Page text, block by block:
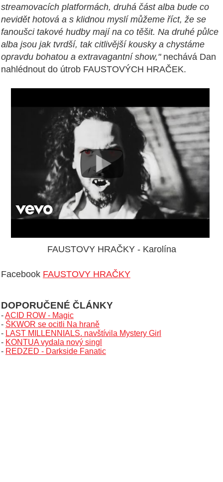
streamovacích platformách, druhá část alba bude co
nevidět hotová a s klidnou myslí můžeme říct, že se
fanoušci takové hudby mají na co těšit. Na druhé půlce
alba jsou jak tvrdší, tak citlivější kousky a chystáme
opravdu bohatou a extravagantní show,"nechává Dan
nahlédnout do útrob FAUSTOVÝCH HRAČEK.
FAUSTOVY HRAČKY - Karolína
Facebook FAUSTOVY HRAČKY
DOPORUČENÉ ČLÁNKY
-ACID ROW - Magic
- ŠKWOR se ocitli Na hraně
- LAST MILLENNIALS. navštívila Mystery Girl
- KONTUA vydala nový singl
- REDZED - Darkside Fanatic